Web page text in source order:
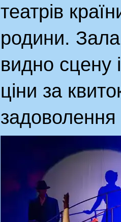
театрів
родини.
видно сцену
ціни за
задоволення